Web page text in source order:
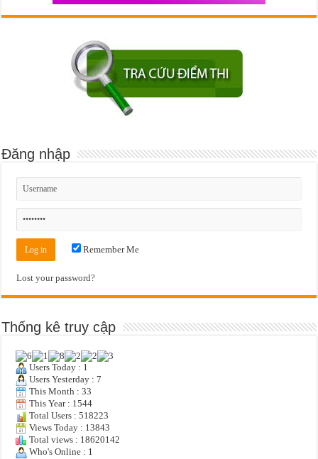
Đăng nhập
Remember Me
Lost your password?
Thống kê truy cập
Users Today : 1
Users Yesterday : 7
This Month : 33
This Year : 1544
Total Users : 518223
Views Today : 13843
Total views : 18620142
Who's Online : 1